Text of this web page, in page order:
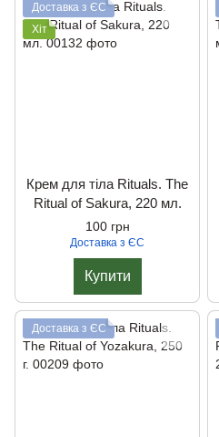
Доставка з ЄС
Хіт
Крем для тіла Rituals. The
Ritual of Sakura, 220 мл.
100 грн
Доставка з ЄС
Купити
Доставка з ЄС